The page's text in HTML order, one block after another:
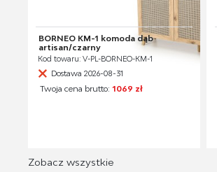
BORNEO KM-1 komoda dąb
artisan/czarny
Kod towaru: V-PL-BORNEO-KM-1
Dostawa 2026-08-31
Twoja cena brutto:1069 zł
Zobacz wszystkie